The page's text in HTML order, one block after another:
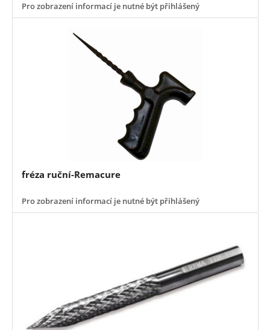
Pro zobrazení informací je nutné být přihlášený
fréza ruční-Remacure
Pro zobrazení informací je nutné být přihlášený